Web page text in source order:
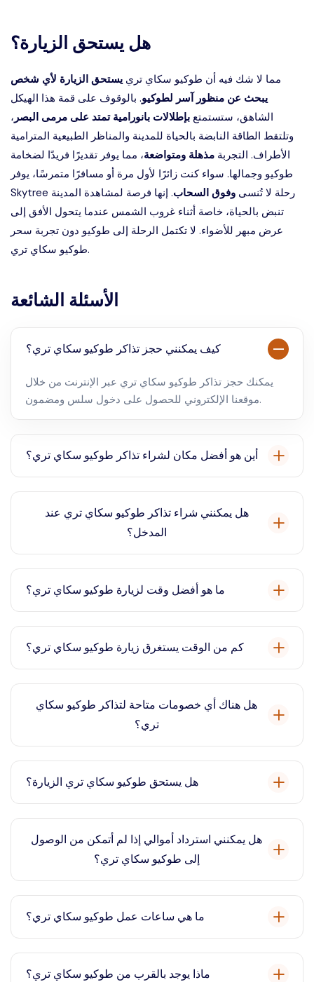
هل يستحق الزيارة؟
مما لا شك فيه أن طوكيو سكاي ترييستحق الزيارة لأي شخص
يبحث عن منظور آسر لطوكيو. بالوقوف على قمة هذا الهيكل
الشاهق، ستستمتع بإطلالات بانورامية تمتد على مرمى البصر ،
وتلتقط الطاقة النابضة بالحياة للمدينة والمناظر الطبيعية المترامية
الأطراف. التجربة مذهلة ومتواضعة، مما يوفر تقديرًا فريدًا لضخامة
طوكيو وجمالها. سواء كنت زائرًا لأول مرة أو مسافرًا متمرسًا، يوفر
Skytree رحلة لا تُنسى وفوق السحاب. إنها فرصة لمشاهدة المدينة
تنبض بالحياة، خاصة أثناء غروب الشمس عندما يتحول الأفق إلى
عرض مبهر للأضواء. لا تكتمل الرحلة إلى طوكيو دون تجربة سحر
طوكيو سكاي تري.
الأسئلة الشائعة
كيف يمكنني حجز تذاكر طوكيو سكاي تري؟
يمكنك حجز تذاكر طوكيو سكاي تري عبر الإنترنت من خلال
موقعنا الإلكتروني للحصول على دخول سلس ومضمون.
أين هو أفضل مكان لشراء تذاكر طوكيو سكاي تري؟
أفضل مكان لشراء تذاكر طوكيو سكاي تري هو عبر الإنترنت
من خلال منصات تم التحقق منها مثل منصتنا، مما يوفر الراحة
هل يمكنني شراء تذاكر طوكيو سكاي تري عند
المدخل؟
نعم، يمكنك شراء تذاكر طوكيو سكاي تري عند المدخل، ولكن
يوصى بالحجز عبر الإنترنت لتجنب الطوابير المحتملة وضمان
الدخول.
ما هو أفضل وقت لزيارة طوكيو سكاي تري؟
أفضل وقت لزيارة طوكيو سكاي تري هو في أيام الأسبوع أو
خلال ساعات الذروة المنخفضة لتجربة أقل ازدحامًا وإطلالات
كم من الوقت يستغرق زيارة طوكيو سكاي تري؟
خطط لقضاء ما يقرب من 2 إلى 3 ساعات للاستمتاع الكامل
بطوكيو سكاي تري، بما في ذلك منصات المراقبة والمعالم
هل هناك أي خصومات متاحة لتذاكر طوكيو سكاي
تري؟
نعم، قد تتوفر خصومات عند حجز تذاكر طوكيو سكاي تري عبر
الإنترنت من خلال منصتنا.
هل يستحق طوكيو سكاي تري الزيارة؟
نعم، يستحق طوكيو سكاي تري الزيارة لما يتمتع به من مناظر
هل يمكنني استرداد أموالي إذا لم أتمكن من الوصول
إلى طوكيو سكاي تري؟
تختلف سياسات الاسترداد، لذا يرجى التحقق من الشروط
والأحكام على موقعنا الإلكتروني عند حجز تذاكر طوكيو سكاي
ما هي ساعات عمل طوكيو سكاي تري؟
عادة ما يكون طوكيو سكاي تري مفتوحًا من الساعة 10:00
صباحًا حتى الساعة 10:00 مساءً، مع آخر دخول في الساعة
ماذا يوجد بالقرب من طوكيو سكاي تري؟